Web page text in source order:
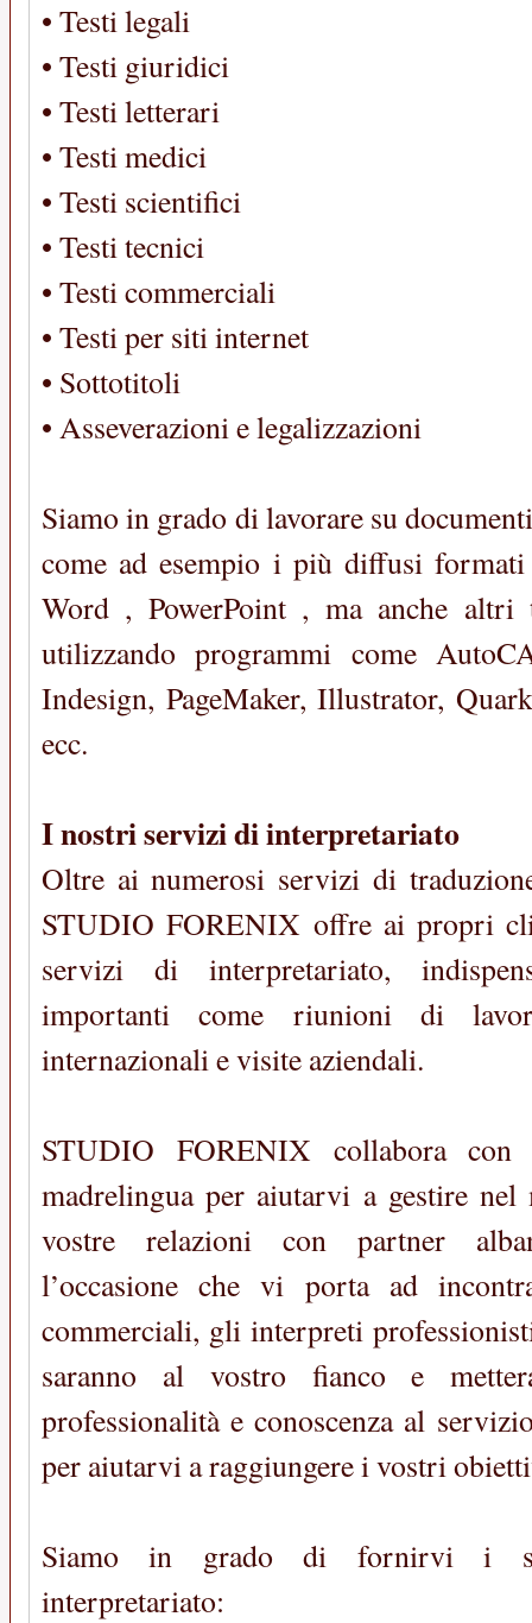
• Testi legali
• Testi giuridici
• Testi letterari
• Testi medici
• Testi scientifici
• Testi tecnici
• Testi commerciali
• Testi per siti internet
• Sottotitoli
• Asseverazioni e legalizzazioni
Siamo in grado di lavorare su
come ad esempio i più diffusi
Word , PowerPoint , ma anche
utilizzando programmi come
Indesign, PageMaker, Illustrator,
ecc.
I nostri servizi di interpretariato
Oltre ai numerosi servizi di
STUDIO FORENIX offre ai propri
servizi di interpretariato,
importanti come riunioni di
internazionali e visite aziendali.
STUDIO FORENIX collabora con
madrelingua per aiutarvi a gestire
vostre relazioni con partner
l’occasione che vi porta ad
commerciali, gli interpreti
saranno al vostro fianco e
professionalità e conoscenza al
per aiutarvi a raggiungere i vostri
Siamo in grado di fornirvi i
interpretariato: